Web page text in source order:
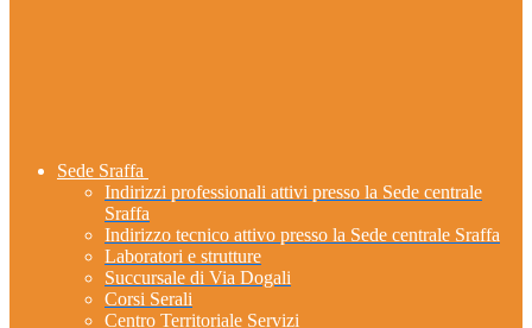
Sede Sraffa
Indirizzi professionali attivi presso la Sede centrale
Sraffa
Indirizzo tecnico attivo presso la Sede centrale Sraffa
Laboratori e strutture
Succursale di Via Dogali
Corsi Serali
Centro Territoriale Servizi